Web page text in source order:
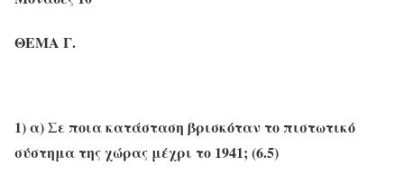
ΘΕΜΑ Γ.
1) α) Σε ποια κατάσταση βρισκόταν το πιστωτικό
σύστημα της χώρας μέχρι το 1941; (6.5)